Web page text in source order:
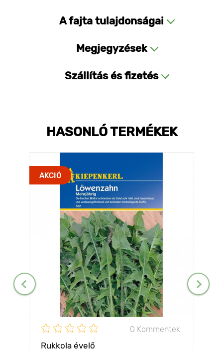
A fajta tulajdonságai
Megjegyzések
Szállítás és fizetés
HASONLÓ TERMÉKEK
AKCIÓ
0 Kommentek
Rukkola évelő